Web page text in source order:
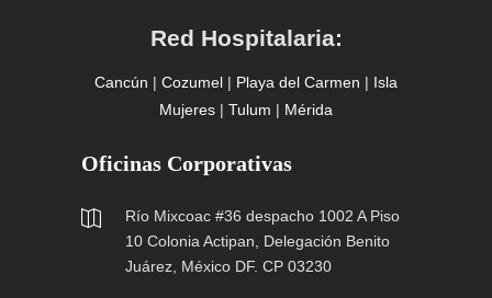
Red Hospitalaria:
Cancún | Cozumel | Playa del Carmen | Isla
Mujeres | Tulum | Mérida
Oficinas Corporativas
Río Mixcoac #36 despacho 1002 A Piso
10 Colonia Actipan, Delegación Benito
Juárez, México DF. CP 03230